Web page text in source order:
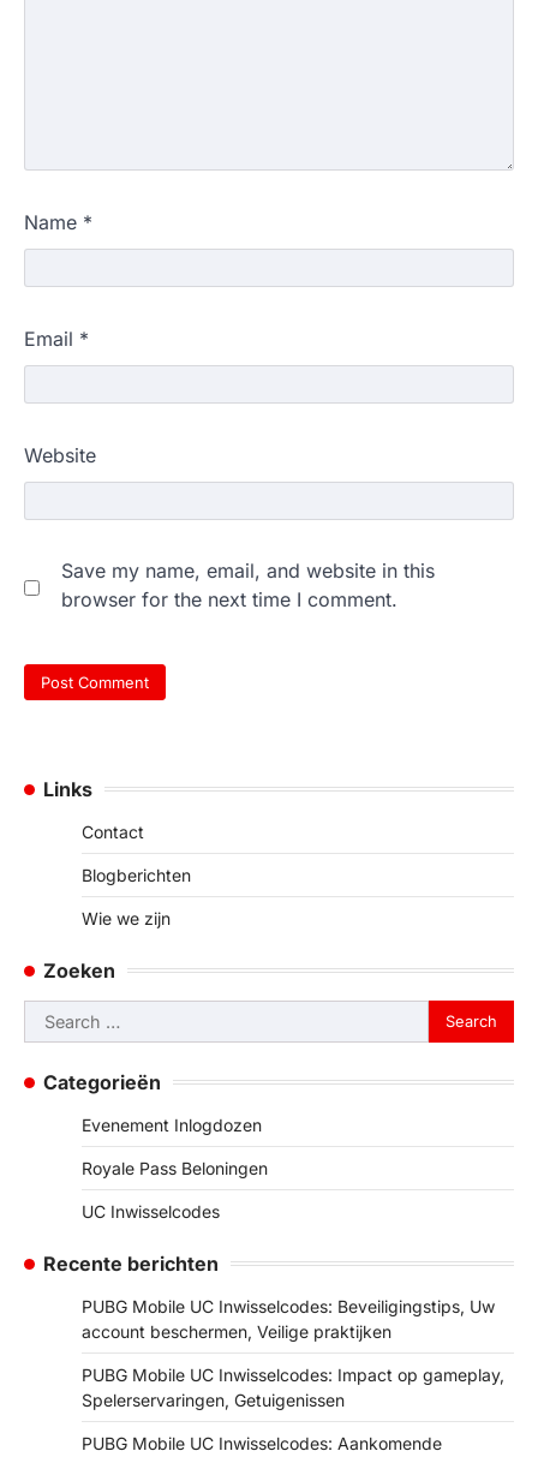
Name *
Email *
Website
Save my name, email, and website in this
browser for the next time I comment.
Links
Contact
Blogberichten
Wie we zijn
Zoeken
Search
for:
Categorieën
Evenement Inlogdozen
Royale Pass Beloningen
UC Inwisselcodes
Recente berichten
PUBG Mobile UC Inwisselcodes: Beveiligingstips, Uw
account beschermen, Veilige praktijken
PUBG Mobile UC Inwisselcodes: Impact op gameplay,
Spelerservaringen, Getuigenissen
PUBG Mobile UC Inwisselcodes: Aankomende